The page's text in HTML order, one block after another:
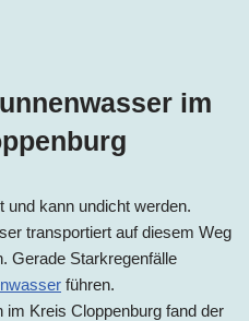
im
und kann undicht werden.
transportiert auf diesem Weg
Gerade Starkregenfälle
führen.
im Kreis Cloppenburg fand der